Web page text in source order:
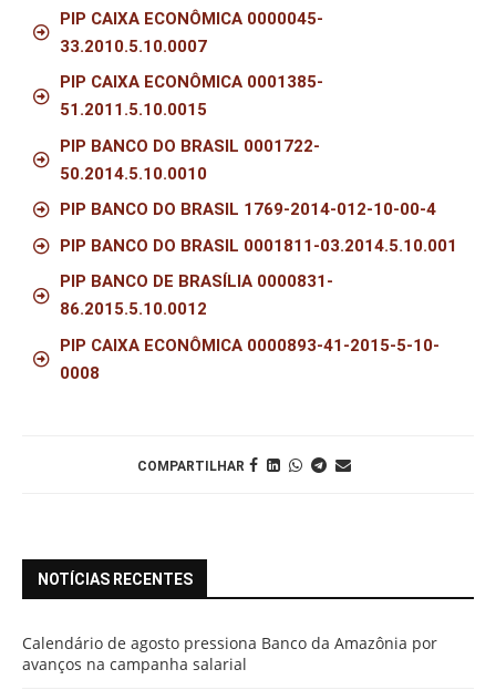
PIP CAIXA ECONÔMICA 0000045-
33.2010.5.10.0007
PIP CAIXA ECONÔMICA 0001385-
51.2011.5.10.0015
PIP BANCO DO BRASIL 0001722-
50.2014.5.10.0010
PIP BANCO DO BRASIL 1769-2014-012-10-00-4
PIP BANCO DO BRASIL 0001811-03.2014.5.10.001
PIP BANCO DE BRASÍLIA 0000831-
86.2015.5.10.0012
PIP CAIXA ECONÔMICA 0000893-41-2015-5-10-
0008
COMPARTILHAR
NOTÍCIAS RECENTES
Calendário de agosto pressiona Banco da Amazônia por
avanços na campanha salarial